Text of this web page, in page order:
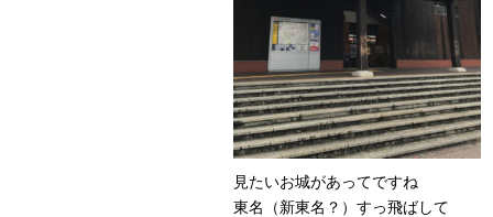
見たいお城があってですね
東名（新東名？）すっ飛ばして